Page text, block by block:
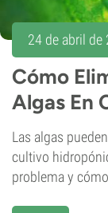
24 de abril de
Cómo
Algas En
Las algas
cultivo
problema y